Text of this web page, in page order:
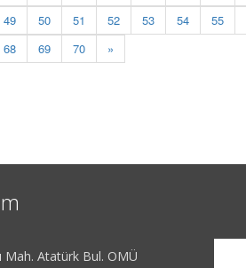
49 50 51 52 53 54 55
68 69 70 »
Mah. Atatürk Bul. OMÜ